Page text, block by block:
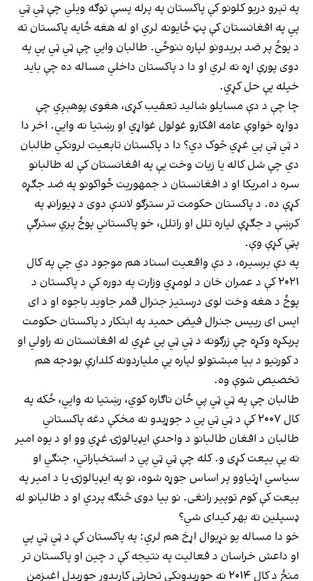
په تېرو دریو کلونو کې پاکستان په پرله پسې توګه ویلي چې ټي ټي
پي په افغانستان کې پټ ځایونه لري او له هغه ځایه پاکستان ته
د پوځ پر ضد بریدونو لپاره ننوځي. طالبان وايي چې ټي ټي پي په
دوی پورې اړه نه لري او دا د پاکستان داخلي مساله ده چې باید
خپله یې حل کړي.
چا چې د دې مسایلو شالید تعقیب کړی، هغوی پوهېږي چې
دواړه خواوې عامه افکارو غولول غواړي او رښتیا نه وايي. اخر دا
د ټي ټي پي غړي څوک دي؟ دا د پاکستان تابعیت لرونکي طالبان
دي چې شل کاله یا زیات وخت یې په افغانستان کې له طالبانو
سره د امریکا او د افغانستان د جمهوریت ځواکونو په ضد جګړه
کړې ده. د پاکستان حکومت تر سترګو لاندې دوی د ډیورانډ په
کرښې د جګړې لپاره تلل او راتلل، خو پاکستاني پوځ پرې سترګې
پټې کړې وې.
په دې برسیره، د دې واقعیت اسناد هم موجود دي چې په کال
۲۰۲۱ کې د عمران خان د لومړي وزارت په دوره کې د پاکستان د
پوځ د هغه وخت لوی درستیز جنرال قمر جاوید باجوه او د ای
ایس ای رییس جنرال فیض حمید په ابتکار د پاکستان حکومت
پرېکړه وکړه چې زرګونه د ټي ټي پي غړي له افغانستان نه راولي او
د کورنیو د بیا مېشتولو لپاره یې ملیاردونه کلدارې بودجه هم
تخصیص شوې وه.
طالبان چې په ټي ټي پي ځان ناګاره کوي، رښتیا نه وايي، ځکه په
کال ۲۰۰۷ کې د ټي ټي پي د جوړېدو نه مخکې دغه پاکستاني
طالبان د افغان طالبانو د واحدې ایډیالوژۍ غړي وو او د یوه امیر
نه یې بیعت کړی و. کله چې ټي ټي پي د استخباراتي، جنګي او
سیاسي اړتیاوو پر اساس جوړه شوه، نو په ایډیالوژۍ یا د امیر په
بیعت کې کوم توپیر رانغی. نو بیا دوی څنګه پردي او د طالبانو له
ډسپلین نه بهر کیدای شي؟
خو دا مساله یو نړیوال اړخ هم لري: په پاکستان کې د ټي ټي پي
او داعش خراسان د فعالیت په نتیجه کې د چین او پاکستان تر
منځ د کال ۲۰۱۴ نه جوړېدونکي تجارتي کاریدور جوړېدل اغیزمن